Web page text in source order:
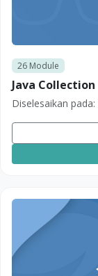
26Module
Java Collection
Diselesaikan pada: